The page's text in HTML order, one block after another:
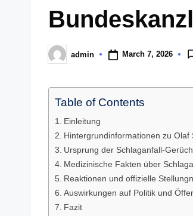
Posted
by
admin March 7, 2026
Table of Contents
Einleitung
Hintergrundinformationen zu Olaf
Ursprung der Schlaganfall-
Medizinische Fakten über
Reaktionen und offizielle
Auswirkungen auf Politik und
Fazit